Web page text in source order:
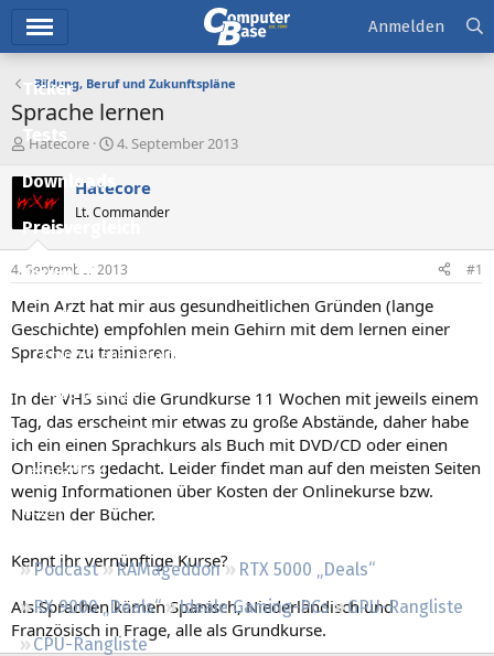
Ticker
Tests
Downloads
Preisvergleich
Forum
Aktuelles
Empfohlene Inhalte
Neue Beiträge
Neueste Aktivitäten
Leserartikel
Regeln
Podcast RAMageddon
RTX 5000 „Deals“
RX 9000 „Deals“
Ideale Gaming-PCs
GPU-Rangliste
CPU-Rangliste
Anmelden
Bildung, Beruf und Zukunftspläne
Sprache lernen
E
s
t
e
l
e
r
Hatecore
E
s
e
l
t
a
4. September 2013
Hatecore
Lt. Commander
4. September 2013 #1
Mein Arzt hat mir aus gesundheitlichen Gründen (lange
Geschichte) empfohlen mein Gehirn mit dem lernen einer
Sprache zu trainieren.
In der VHS sind die Grundkurse 11 Wochen mit jeweils einem
Tag, das erscheint mir etwas zu große Abstände, daher habe
ich ein einen Sprachkurs als Buch mit DVD/CD oder einen
Onlinekurs gedacht. Leider findet man auf den meisten Seiten
wenig Informationen über Kosten der Onlinekurse bzw.
Nutzen der Bücher.
Kennt ihr vernünftige Kurse?
Als Sprachen kämen Spanisch, Niederländisch und
Französisch in Frage, alle als Grundkurse.